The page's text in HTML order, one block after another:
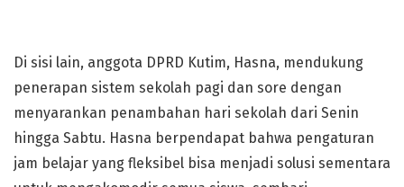
Di sisi lain, anggota DPRD Kutim, Hasna, mendukung
penerapan sistem sekolah pagi dan sore dengan
menyarankan penambahan hari sekolah dari Senin
hingga Sabtu. Hasna berpendapat bahwa pengaturan
jam belajar yang fleksibel bisa menjadi solusi sementara